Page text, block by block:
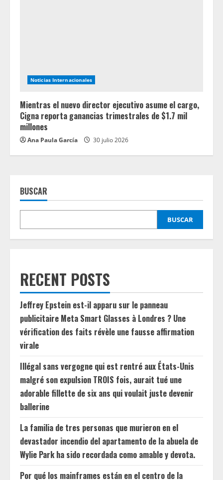
Noticias Internacionales
Mientras el nuevo director ejecutivo asume el cargo,
Cigna reporta ganancias trimestrales de $1.7 mil
millones
Ana Paula García 30 julio 2026
BUSCAR
BUSCAR
RECENT POSTS
Jeffrey Epstein est-il apparu sur le panneau
publicitaire Meta Smart Glasses à Londres ? Une
vérification des faits révèle une fausse affirmation
virale
Illégal sans vergogne qui est rentré aux États-Unis
malgré son expulsion TROIS fois, aurait tué une
adorable fillette de six ans qui voulait juste devenir
ballerine
La familia de tres personas que murieron en el
devastador incendio del apartamento de la abuela de
Wylie Park ha sido recordada como amable y devota.
Por qué los mainframes están en el centro de la